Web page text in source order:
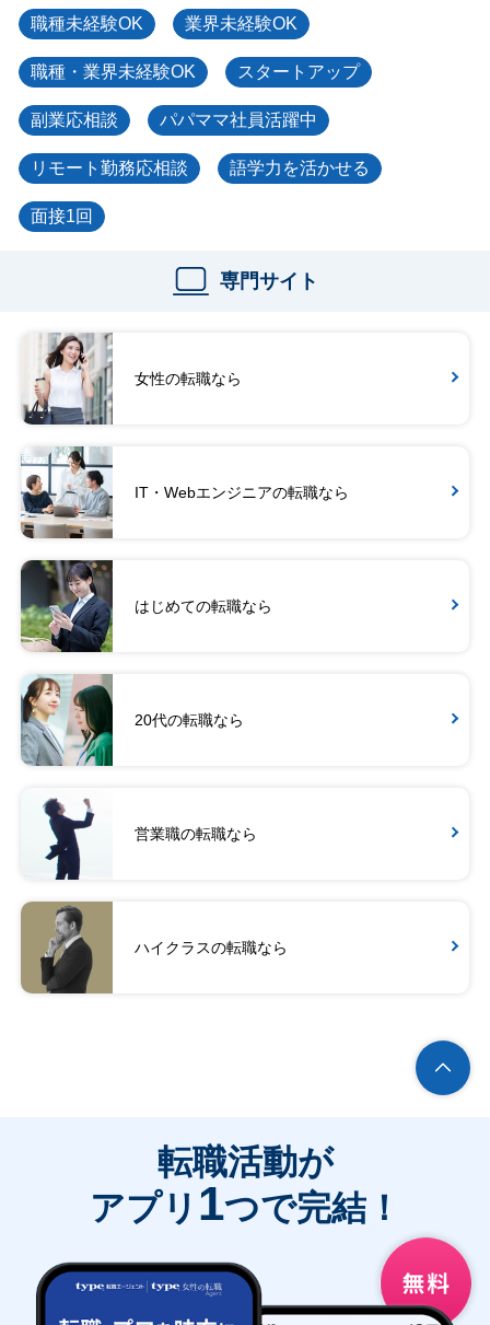
職種未経験OK 業界未経験OK
職種・業界未経験OK スタートアップ
副業応相談 パパママ社員活躍中
リモート勤務応相談 語学力を活かせる
面接1回
専門サイト
女性の転職なら
IT・Webエンジニアの転職なら
はじめての転職なら
20代の転職なら
営業職の転職なら
ハイクラスの転職なら
転職活動が
アプリ 1つで完結！